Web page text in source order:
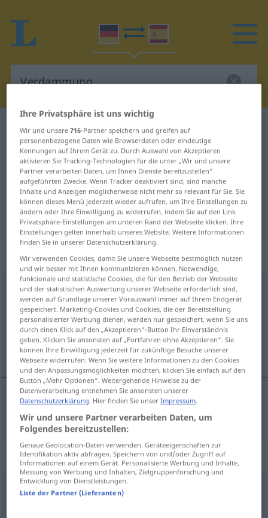
Deutsch-Spanisch Wörterbuch Verdammung
Deutsch-Spanisch Übersetzung für
"Verdammung"
"Verdammung" Spanisch
Übersetzung
„Verdammung“: Femininum
Verdammungf <Verdammung;Verdammungen>
Übersicht aller Übersetzungen
(Für mehr Details die Übersetzung anklicken/antippen)
condenación
condenación Verdammung REL
Synonyme für "Verdammung"
Verbannung,Verfemung,Bannfluch
Ihre Privatsphäre ist uns wichtig
Wir und unsere716-Partner speichern und greifen auf
personenbezogene Daten wie Browserdaten oder eindeutige
Kennungen auf Ihrem Gerät zu. Durch Auswahl von Akzeptieren
aktivieren Sie Tracking-Technologien für die unter „Wir und unsere
Partner verarbeiten Daten, um Ihnen Dienste bereitzustellen“
aufgeführten Zwecke. Wenn Tracker deaktiviert sind, sind manche
Inhalte und Anzeigen möglicherweise nicht mehr so relevant für Sie. Sie
können dieses Menü jederzeit wieder aufrufen, um Ihre Einstellungen zu
ändern oder Ihre Einwilligung zu widerrufen, indem Sie auf den Link
Privatsphäre-Einstellungen am unteren Rand der Webseite klicken. Ihre
Einstellungen gelten innerhalb unseres Website. Weitere Informationen
finden Sie in unserer Datenschutzerklärung.
Wir verwenden Cookies, damit Sie unsere Webseite bestmöglich nutzen
und wir besser mit Ihnen kommunizieren können. Notwendige,
funktionale und statistische Cookies, die für den Betrieb der Webseite
und der statistischen Auswertung unserer Webseite erforderlich sind,
werden auf Grundlage unserer Vorauswahl immer auf Ihrem Endgerät
gespeichert. Marketing-Cookies und Cookies, die der Bereitstellung
personalisierter Werbung dienen, werden nur gespeichert, wenn Sie uns
durch einen Klick auf den „Akzeptieren“-Button Ihr Einverständnis
geben. Klicken Sie ansonsten auf „Fortfahren ohne Akzeptieren“. Sie
können Ihre Einwilligung jederzeit für zukünftige Besuche unserer
Webseite widerrufen. Wenn Sie weitere Informationen zu den Cookies
und den Anpassungsmöglichkeiten möchten, klicken Sie einfach auf den
Button „Mehr Optionen“. Weitergehende Hinweise zu der
Datenverarbeitung entnehmen Sie ansonsten unserer
Datenschutzerklärung. Hier finden Sie unserImpressum.
Wir und unsere Partner verarbeiten Daten, um
Folgendes bereitzustellen:
Genaue Geolocation-Daten verwenden. Geräteeigenschaften zur
Identifikation aktiv abfragen. Speichern von und/oder Zugriff auf
Informationen auf einem Gerät. Personalisierte Werbung und Inhalte,
Messung von Werbung und Inhalten, Zielgruppenforschung und
Entwicklung von Dienstleistungen.
Liste der Partner (Lieferanten)